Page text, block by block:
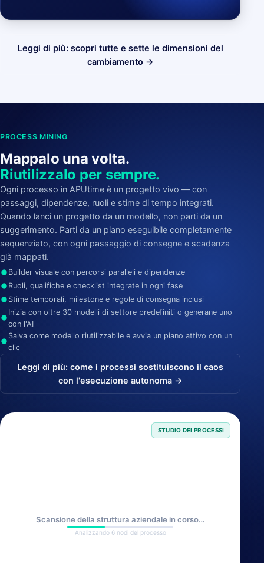
Leggi di più: scopri tutte e sette le dimensioni del
cambiamento →
PROCESS MINING
Mappalo una volta.
Riutilizzalo per sempre.
Ogni processo in APUtime è un progetto vivo — con
passaggi, dipendenze, ruoli e stime di tempo integrati.
Quando lanci un progetto da un modello, non parti da un
suggerimento. Parti da un piano eseguibile completamente
sequenziato, con ogni passaggio di consegne e scadenza
già mappati.
Builder visuale con percorsi paralleli e dipendenze
Ruoli, qualifiche e checklist integrate in ogni fase
Stime temporali, milestone e regole di consegna inclusi
Inizia con oltre 30 modelli di settore predefiniti o generane uno
con l'AI
Salva come modello riutilizzabile e avvia un piano attivo con un
clic
Leggi di più: come i processi sostituiscono il caos
con l'esecuzione autonoma →
STUDIO DEI PROCESSI
Scansione della struttura aziendale in corso…
Analizzando 6 nodi del processo